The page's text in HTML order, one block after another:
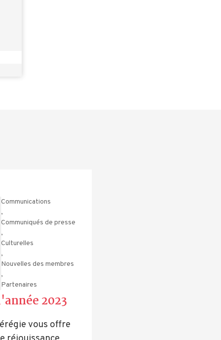
Communications
,
Communiqués de presse
,
Culturelles
,
Nouvelles des membres
,
Partenaires
2023
vous offre